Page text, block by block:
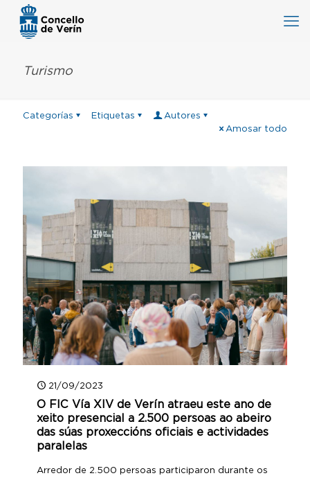
Turismo
Categorías Etiquetas
Autores
Amosar todo
21/09/2023
O FIC Vía XIV de Verín atraeu este ano de
xeito presencial a 2.500 persoas ao abeiro
das súas proxeccións oficiais e actividades
paralelas
Arredor de 2.500 persoas participaron durante os